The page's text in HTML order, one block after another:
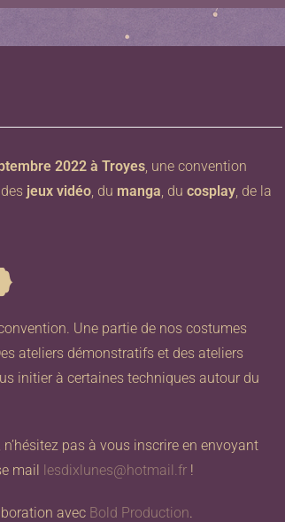
2022 à Troyes, une convention
jeux vidéo, du manga, du cosplay, de la
Une partie de nos costumes
ateliers démonstratifs et des ateliers
initier à certaines techniques autour du
pas à vous inscrire en envoyant
mail lesdixlunes@hotmail.fr !
avec Bold Production.